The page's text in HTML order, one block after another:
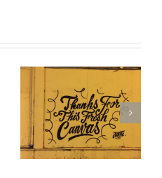
Un bouquet d’écriture
et méditation